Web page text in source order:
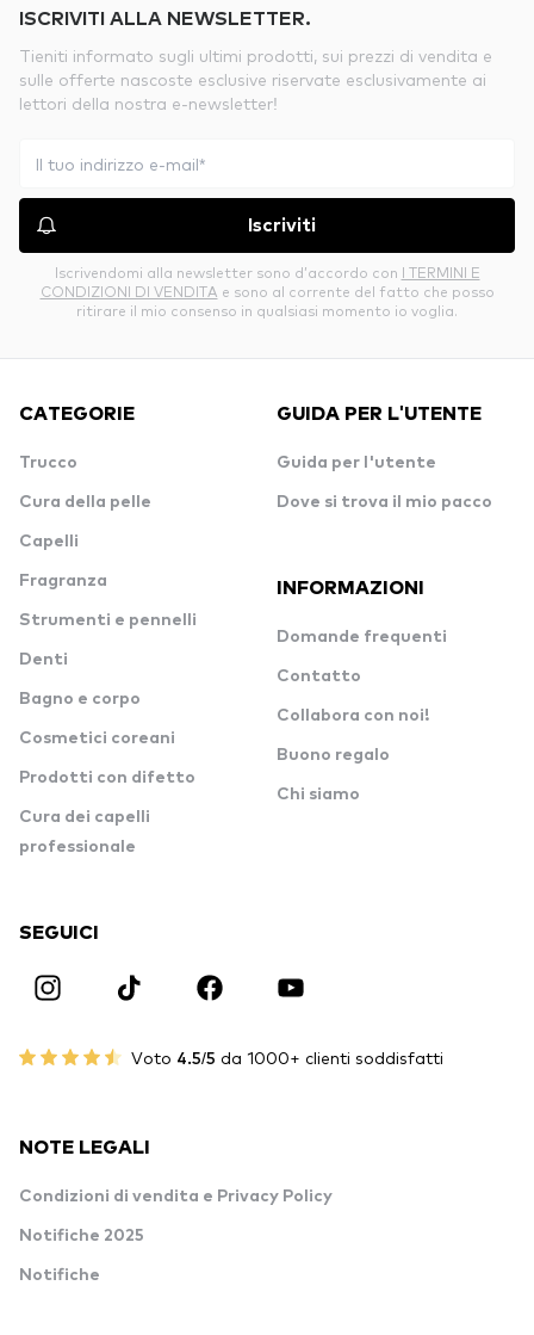
ISCRIVITI ALLA NEWSLETTER.
Tieniti informato sugli ultimi prodotti, sui prezzi di vendita e
sulle offerte nascoste esclusive riservate esclusivamente ai
lettori della nostra e-newsletter!
Iscriviti
Iscrivendomi alla newsletter sono d’accordo con I TERMINI E
CONDIZIONI DI VENDITA e sono al corrente del fatto che posso
ritirare il mio consenso in qualsiasi momento io voglia.
CATEGORIE
Trucco
Cura della pelle
Capelli
Fragranza
Strumenti e pennelli
Denti
Bagno e corpo
Cosmetici coreani
Prodotti con difetto
Cura dei capelli
professionale
GUIDA PER L'UTENTE
Guida per l'utente
Dove si trova il mio pacco
INFORMAZIONI
Domande frequenti
Contatto
Collabora con noi!
Buono regalo
Chi siamo
SEGUICI
Voto 4.5/5 da 1000+ clienti soddisfatti
NOTE LEGALI
Condizioni di vendita e Privacy Policy
Notifiche 2025
Notifiche